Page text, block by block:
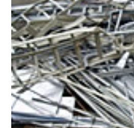
2,025円/kg(税込)
特